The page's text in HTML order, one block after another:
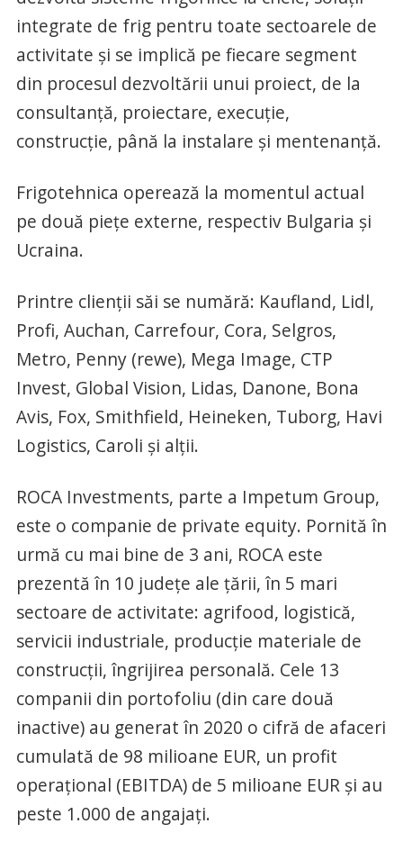
integrate de frig pentru toate sectoarele de
activitate și se implică pe fiecare segment
din procesul dezvoltării unui proiect, de la
consultanță, proiectare, execuție,
construcție, până la instalare și mentenanță.
Frigotehnica operează la momentul actual
pe două piețe externe, respectiv Bulgaria și
Ucraina.
Printre clienții săi se numără: Kaufland, Lidl,
Profi, Auchan, Carrefour, Cora, Selgros,
Metro, Penny (rewe), Mega Image, CTP
Invest, Global Vision, Lidas, Danone, Bona
Avis, Fox, Smithfield, Heineken, Tuborg, Havi
Logistics, Caroli și alții.
ROCA Investments, parte a Impetum Group,
este o companie de private equity. Pornită în
urmă cu mai bine de 3 ani, ROCA este
prezentă în 10 județe ale țării, în 5 mari
sectoare de activitate: agrifood, logistică,
servicii industriale, producție materiale de
construcții, îngrijirea personală. Cele 13
companii din portofoliu (din care două
inactive) au generat în 2020 o cifră de afaceri
cumulată de 98 milioane EUR, un profit
operațional (EBITDA) de 5 milioane EUR și au
peste 1.000 de angajați.